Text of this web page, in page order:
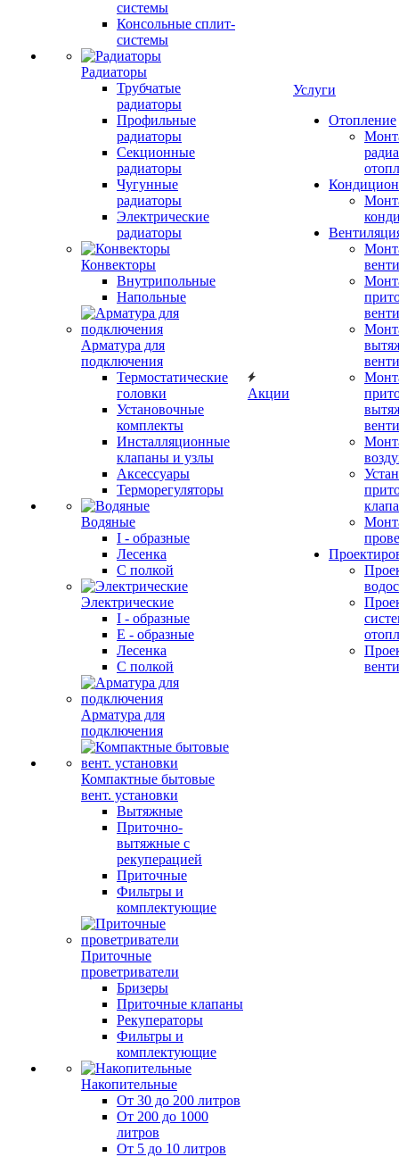
системы
Консольные сплит-
системы
Радиаторы
Трубчатые
радиаторы
Профильные
радиаторы
Секционные
радиаторы
Чугунные
радиаторы
Электрические
радиаторы
Конвекторы
Внутрипольные
Напольные
Арматура для
подключения
Термостатические
головки
Установочные
комплекты
Инсталляционные
клапаны и узлы
Аксессуары
Терморегуляторы
Водяные
I - образные
Лесенка
С полкой
Электрические
I - образные
E - образные
Лесенка
С полкой
Арматура для
подключения
Компактные бытовые
вент. установки
Вытяжные
Приточно-
вытяжные с
рекуперацией
Приточные
Фильтры и
комплектующие
Приточные
проветриватели
Бризеры
Приточные клапаны
Рекуператоры
Фильтры и
комплектующие
Накопительные
От 30 до 200 литров
От 200 до 1000
литров
От 5 до 10 литров
Акции
Услуги
Отопление